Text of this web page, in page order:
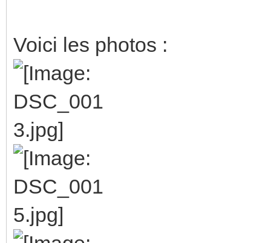
Voici les photos :